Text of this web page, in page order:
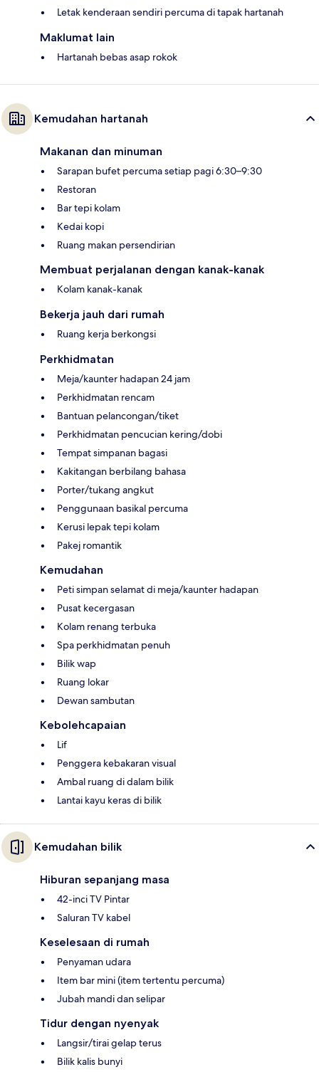
Letak kenderaan sendiri percuma di tapak hartanah
Maklumat lain
Hartanah bebas asap rokok
Kemudahan hartanah
Makanan dan minuman
Sarapan bufet percuma setiap pagi 6:30–9:30
Restoran
Bar tepi kolam
Kedai kopi
Ruang makan persendirian
Membuat perjalanan dengan kanak-kanak
Kolam kanak-kanak
Bekerja jauh dari rumah
Ruang kerja berkongsi
Perkhidmatan
Meja/kaunter hadapan 24 jam
Perkhidmatan rencam
Bantuan pelancongan/tiket
Perkhidmatan pencucian kering/dobi
Tempat simpanan bagasi
Kakitangan berbilang bahasa
Porter/tukang angkut
Penggunaan basikal percuma
Kerusi lepak tepi kolam
Pakej romantik
Kemudahan
Peti simpan selamat di meja/kaunter hadapan
Pusat kecergasan
Kolam renang terbuka
Spa perkhidmatan penuh
Bilik wap
Ruang lokar
Dewan sambutan
Kebolehcapaian
Lif
Penggera kebakaran visual
Ambal ruang di dalam bilik
Lantai kayu keras di bilik
Kemudahan bilik
Hiburan sepanjang masa
42-inci TV Pintar
Saluran TV kabel
Keselesaan di rumah
Penyaman udara
Item bar mini (item tertentu percuma)
Jubah mandi dan selipar
Tidur dengan nyenyak
Langsir/tirai gelap terus
Bilik kalis bunyi